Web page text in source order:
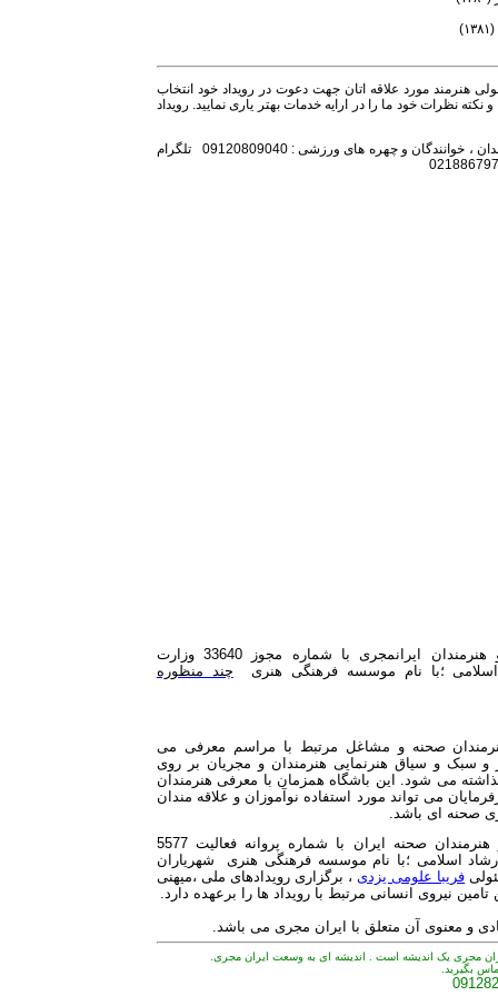
هنرمند مورد علاقه اتان جهت دعوت در رویداد خود انتخاب
نظرات خود ما را در ارایه خدمات بهتر یاری نمایید. رویداد
تلفن همراه مدیر برنامه باشگاه :09128239105 تلگرام هنرمندان ، خوانندگان و چهره های ورزشی : 09120809040 تلگرام
باشگاه مجریان و هنرمندان ایرانمجری با شماره مجوز 33640 وزارت
؛با نام موسسه فرهنگی هنری چند منظوره
صحنه و مشاغل مرتبط با مراسم معرفی می
و سبک و سیاق هنرنمایی هنرمندان و مجریان بر روی
می شود. این باشگاه همزمان با معرفی هنرمندان
می تواند مورد استفاده نوآموزان و علاقه مندان
صحنه ای باشد.
باشگاه مجریان و هنرمندان صحنه ایران با شماره پروانه فعالیت 5577
اسلامی ؛با نام موسسه فرهنگی هنری شهریاران
فریبا علومی یزدی، برگزاری رویدادهای ملی ،میهنی
نیروی انسانی مرتبط با رویداد ها را برعهده دارد.
و معنوی آن متعلق با ایران مجری می باشد.
مجری یک اندیشه است . اندیشه ای به وسعت ایران مجری.
بگیرید.